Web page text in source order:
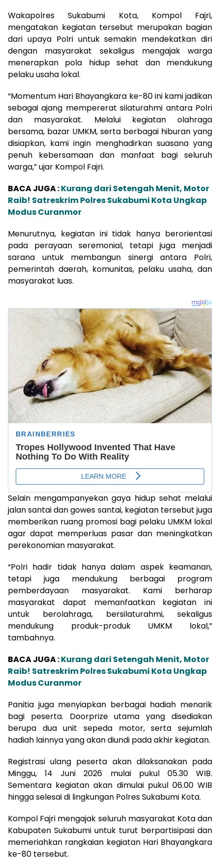
Wakapolres Sukabumi Kota, Kompol Fajri,
mengatakan kegiatan tersebut merupakan bagian
dari upaya Polri untuk semakin mendekatkan diri
dengan masyarakat sekaligus mengajak warga
menerapkan pola hidup sehat dan mendukung
pelaku usaha lokal.
“Momentum Hari Bhayangkara ke-80 ini kami jadikan
sebagai ajang mempererat silaturahmi antara Polri
dan masyarakat. Melalui kegiatan olahraga
bersama, bazar UMKM, serta berbagai hiburan yang
disiapkan, kami ingin menghadirkan suasana yang
penuh kebersamaan dan manfaat bagi seluruh
warga,” ujar Kompol Fajri.
BACA JUGA :Kurang dari Setengah Menit, Motor
Raib! Satreskrim Polres Sukabumi Kota Ungkap
Modus Curanmor
Menurutnya, kegiatan ini tidak hanya berorientasi
pada perayaan seremonial, tetapi juga menjadi
sarana untuk membangun sinergi antara Polri,
pemerintah daerah, komunitas, pelaku usaha, dan
masyarakat luas.
Selain mengampanyekan gaya hidup sehat melalui
jalan santai dan gowes santai, kegiatan tersebut juga
memberikan ruang promosi bagi pelaku UMKM lokal
agar dapat memperluas pasar dan meningkatkan
perekonomian masyarakat.
“Polri hadir tidak hanya dalam aspek keamanan,
tetapi juga mendukung berbagai program
pemberdayaan masyarakat. Kami berharap
masyarakat dapat memanfaatkan kegiatan ini
untuk berolahraga, bersilaturahmi, sekaligus
mendukung produk-produk UMKM lokal,”
tambahnya.
BACA JUGA :Kurang dari Setengah Menit, Motor
Raib! Satreskrim Polres Sukabumi Kota Ungkap
Modus Curanmor
Panitia juga menyiapkan berbagai hadiah menarik
bagi peserta. Doorprize utama yang disediakan
berupa dua unit sepeda motor, serta sejumlah
hadiah lainnya yang akan diundi pada akhir kegiatan.
Registrasi ulang peserta akan dilaksanakan pada
Minggu, 14 Juni 2026 mulai pukul 05.30 WIB.
Sementara kegiatan akan dimulai pukul 06.00 WIB
hingga selesai di lingkungan Polres Sukabumi Kota.
Kompol Fajri mengajak seluruh masyarakat Kota dan
Kabupaten Sukabumi untuk turut berpartisipasi dan
memeriahkan rangkaian kegiatan Hari Bhayangkara
ke-80 tersebut.